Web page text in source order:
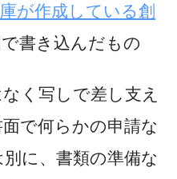
が作成している創
書き込んだもの
く写しで差し支え
で何らかの申請な
に、書類の準備な